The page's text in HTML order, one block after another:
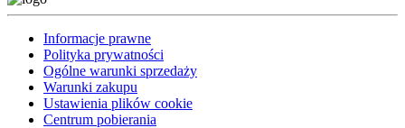
Informacje prawne
Polityka prywatności
Ogólne warunki sprzedaży
Warunki zakupu
Ustawienia plików cookie
Centrum pobierania